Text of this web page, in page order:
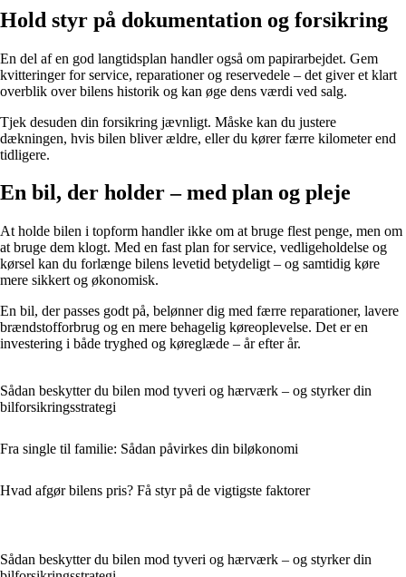
Hold styr på dokumentation og forsikring
En del af en god langtidsplan handler også om papirarbejdet. Gem
kvitteringer for service, reparationer og reservedele – det giver et klart
overblik over bilens historik og kan øge dens værdi ved salg.
Tjek desuden din forsikring jævnligt. Måske kan du justere
dækningen, hvis bilen bliver ældre, eller du kører færre kilometer end
tidligere.
En bil, der holder – med plan og pleje
At holde bilen i topform handler ikke om at bruge flest penge, men om
at bruge dem klogt. Med en fast plan for service, vedligeholdelse og
kørsel kan du forlænge bilens levetid betydeligt – og samtidig køre
mere sikkert og økonomisk.
En bil, der passes godt på, belønner dig med færre reparationer, lavere
brændstofforbrug og en mere behagelig køreoplevelse. Det er en
investering i både tryghed og køreglæde – år efter år.
Sådan beskytter du bilen mod tyveri og hærværk – og styrker din
bilforsikringsstrategi
Fra single til familie: Sådan påvirkes din biløkonomi
Hvad afgør bilens pris? Få styr på de vigtigste faktorer
Sådan beskytter du bilen mod tyveri og hærværk – og styrker din